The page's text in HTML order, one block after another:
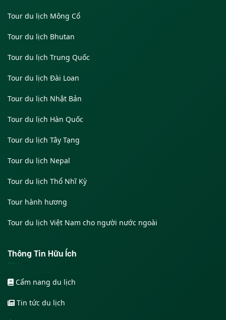
Tour du lịch Mông Cổ
Tour du lịch Bhutan
Tour du lịch Trung Quốc
Tour du lịch Đài Loan
Tour du lịch Nhật Bản
Tour du lịch Hàn Quốc
Tour du lịch Tây Tạng
Tour du lịch Nepal
Tour du lịch Thổ Nhĩ Kỳ
Tour hành hương
Tour du lịch Việt Nam cho người nước ngoài
Thông Tin Hữu Ích
Cẩm nang du lịch
Tin tức du lịch